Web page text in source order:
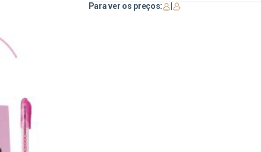
Para ver os preços: